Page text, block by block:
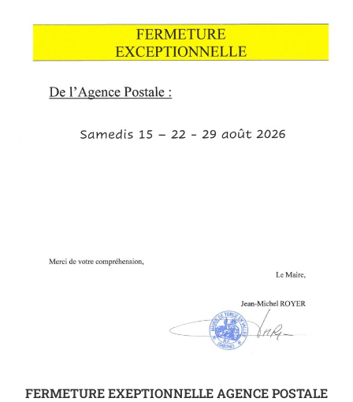
FERMETURE EXEPTIONNELLE AGENCE POSTALE